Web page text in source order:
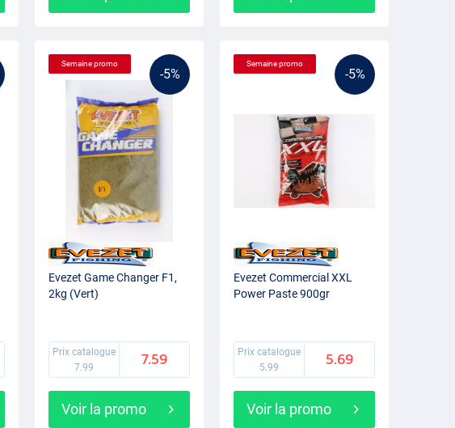
-5%
Semaine promo
Evezet Game Changer F1,
2kg (Vert)
Prix catalogue
7.99
7.59
Voir la promo
-5%
Semaine promo
Evezet Commercial XXL
Power Paste 900gr
Prix catalogue
5.99
5.69
Voir la promo